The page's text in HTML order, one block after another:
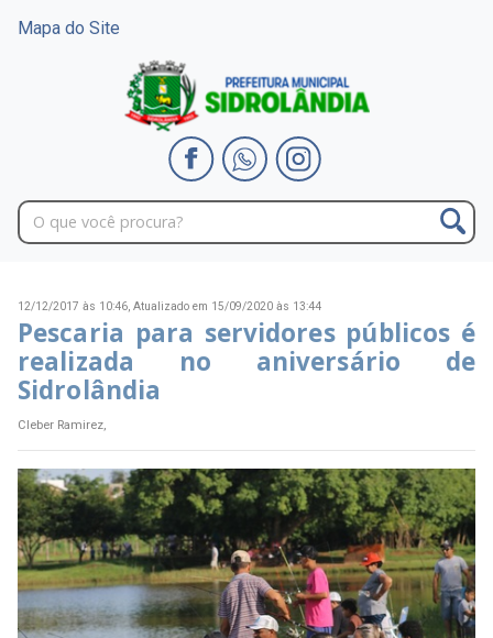
Mapa do Site
12/12/2017 às 10:46, Atualizado em 15/09/2020 às 13:44
Pescaria para servidores públicos é
realizada no aniversário de
Sidrolândia
Cleber Ramirez,